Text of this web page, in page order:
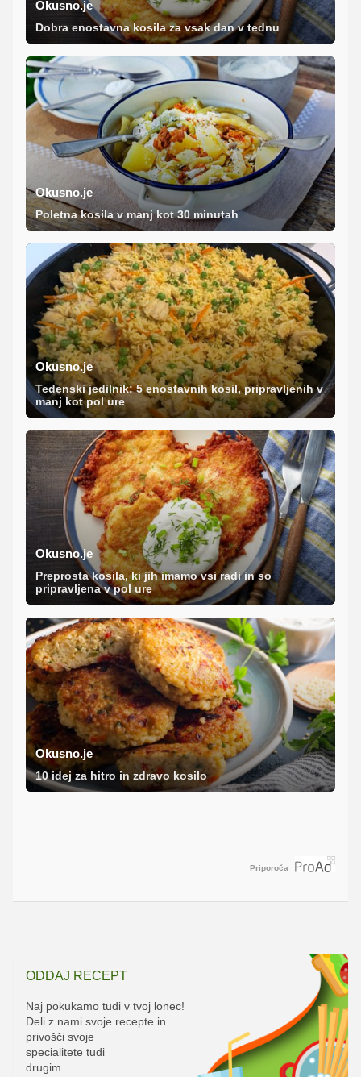
Okusno.je
Dobra enostavna kosila za vsak dan v tednu
Okusno.je
Poletna kosila v manj kot 30 minutah
Okusno.je
Tedenski jedilnik: 5 enostavnih kosil, pripravljenih v
manj kot pol ure
Okusno.je
Preprosta kosila, ki jih imamo vsi radi in so
pripravljena v pol ure
Okusno.je
10 idej za hitro in zdravo kosilo
Priporoča
ODDAJ RECEPT
Naj pokukamo tudi v tvoj lonec!
Deli z nami svoje recepte in
privošči svoje
specialitete tudi
drugim.